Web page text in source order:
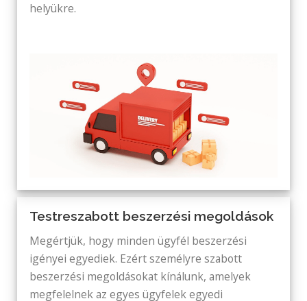
helyükre.
Testreszabott beszerzési megoldások
Megértjük, hogy minden ügyfél beszerzési
igényei egyediek. Ezért személyre szabott
beszerzési megoldásokat kínálunk, amelyek
megfelelnek az egyes ügyfelek egyedi